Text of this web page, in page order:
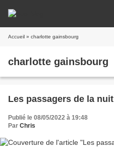
Accueil » charlotte gainsbourg
charlotte gainsbourg
Les passagers de la nuit
Publié le 08/05/2022 à 19:48
Par Chris